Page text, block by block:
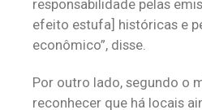
responsabilidade pelas
efeito estufa] históricas e
econômico”, disse.
Por outro lado, segundo o
reconhecer que há locais